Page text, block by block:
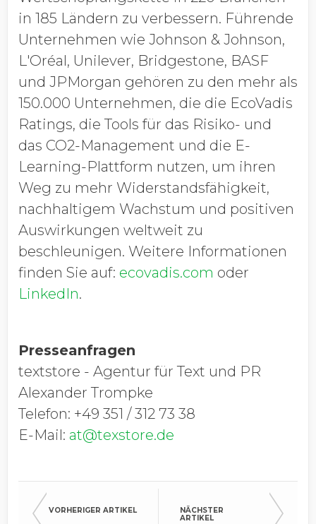
in 185 Ländern zu verbessern. Führende
Unternehmen wie Johnson & Johnson,
L'Oréal, Unilever, Bridgestone, BASF
und JPMorgan gehören zu den mehr als
150.000 Unternehmen, die die EcoVadis
Ratings, die Tools für das Risiko- und
das CO2-Management und die E-
Learning-Plattform nutzen, um ihren
Weg zu mehr Widerstandsfähigkeit,
nachhaltigem Wachstum und positiven
Auswirkungen weltweit zu
beschleunigen. Weitere Informationen
finden Sie auf: ecovadis.com oder
LinkedIn.
Presseanfragen
textstore - Agentur für Text und PR
Alexander Trompke
Telefon: +49 351 / 312 73 38
E-Mail: at@texstore.de
VORHERIGER ARTIKEL
NÄCHSTER
ARTIKEL